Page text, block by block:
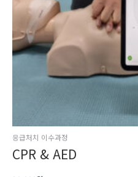
응급처치 이수과정
CPR & AED